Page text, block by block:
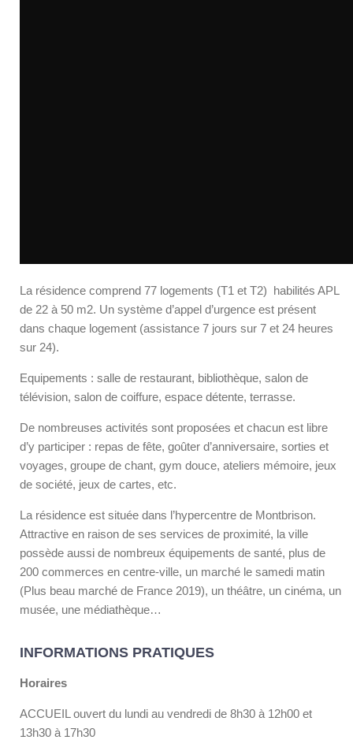
La résidence comprend 77 logements (T1 et T2) habilités APL
de 22 à 50 m2. Un système d’appel d’urgence est présent
dans chaque logement (assistance 7 jours sur 7 et 24 heures
sur 24).
Equipements : salle de restaurant, bibliothèque, salon de
télévision, salon de coiffure, espace détente, terrasse.
De nombreuses activités sont proposées et chacun est libre
d’y participer : repas de fête, goûter d’anniversaire, sorties et
voyages, groupe de chant, gym douce, ateliers mémoire, jeux
de société, jeux de cartes, etc.
La résidence est située dans l’hypercentre de Montbrison.
Attractive en raison de ses services de proximité, la ville
possède aussi de nombreux équipements de santé, plus de
200 commerces en centre-ville, un marché le samedi matin
(Plus beau marché de France 2019), un théâtre, un cinéma, un
musée, une médiathèque…
INFORMATIONS PRATIQUES
Horaires
ACCUEIL ouvert du lundi au vendredi de 8h30 à 12h00 et
13h30 à 17h30